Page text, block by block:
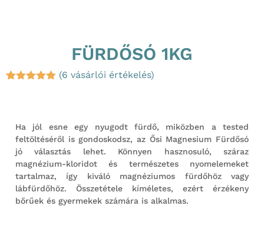
FÜRDŐSÓ 1KG
alapján
(6 vásárlói értékelés)
Ha jól esne egy nyugodt fürdő, miközben a tested
feltöltéséről is gondoskodsz, az Ősi Magnesium Fürdősó
jó választás lehet. Könnyen hasznosuló, száraz
magnézium-kloridot és természetes nyomelemeket
tartalmaz, így kiváló magnéziumos fürdőhöz vagy
lábfürdőhöz. Összetétele kíméletes, ezért érzékeny
bőrűek és gyermekek számára is alkalmas.